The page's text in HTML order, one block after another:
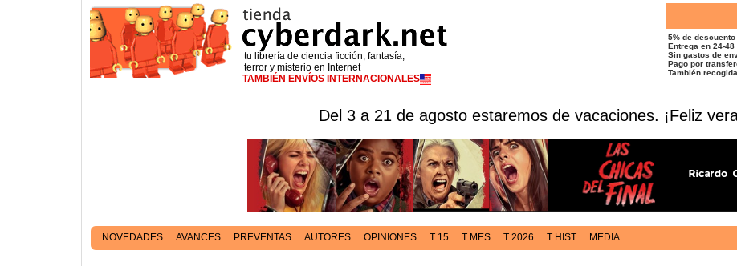
tu librería de ciencia ficción, fantasía,
terror y misterio en Internet
TAMBIÉN ENVÍOS INTERNACIONALES
5% de
Entrega en 24-
Sin gastos de
Pago por
También
Del 3 a 21 de agosto estaremos de vacaciones. ¡Feliz
NOVEDADES AVANCES PREVENTAS AUTORES OPINIONES T 15 T MES T 2026 T HIST MEDIA